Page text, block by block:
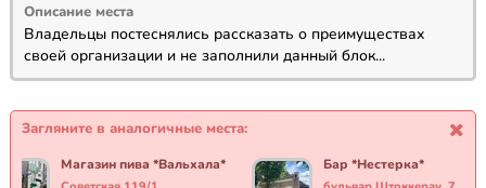
Описание места
Владельцы постеснялись рассказать о преимуществах
своей организации и не заполнили данный блок...
Загляните в аналогичные места:
Магазин пива *Вальхала* Бар *Нестерка*